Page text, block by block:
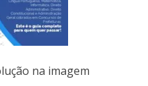
na imagem